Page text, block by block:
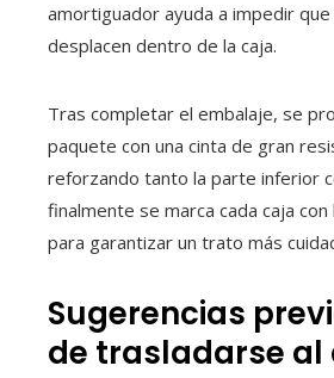
amortiguador ayuda a impedir
desplacen dentro de la caja.
Tras completar el embalaje, se
paquete con una cinta de gran
reforzando tanto la parte inferior
finalmente se marca cada caja con
para garantizar un trato más
Sugerencias
de trasladarse al